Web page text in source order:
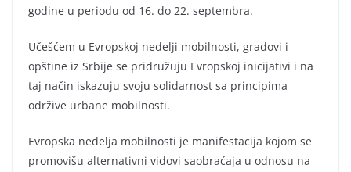
godine u periodu od 16. do 22. septembra.
Učešćem u Evropskoj nedelji mobilnosti, gradovi i
opštine iz Srbije se pridružuju Evropskoj inicijativi i na
taj način iskazuju svoju solidarnost sa principima
održive urbane mobilnosti.
Evropska nedelja mobilnosti je manifestacija kojom se
promovišu alternativni vidovi saobraćaja u odnosu na